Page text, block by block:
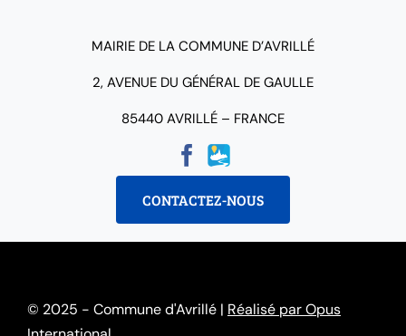
MAIRIE DE LA COMMUNE D’AVRILLÉ
2, AVENUE DU GÉNÉRAL DE GAULLE
85440 AVRILLÉ – FRANCE
CONTACTEZ-NOUS
© 2025 - Commune d'Avrillé | Réalisé par Opus